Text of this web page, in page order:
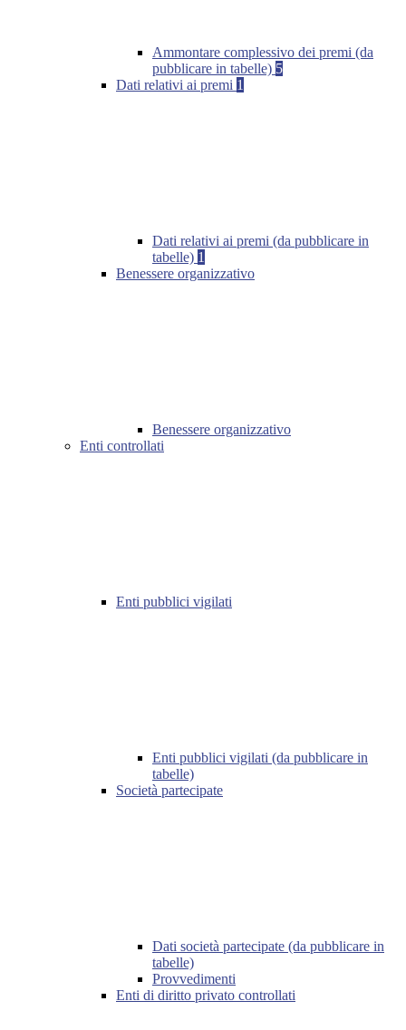
Ammontare complessivo dei premi (da
pubblicare in tabelle) 5
Dati relativi ai premi 1
Dati relativi ai premi (da pubblicare in
tabelle) 1
Benessere organizzativo
Benessere organizzativo
Enti controllati
Enti pubblici vigilati
Enti pubblici vigilati (da pubblicare in
tabelle)
Società partecipate
Dati società partecipate (da pubblicare in
tabelle)
Provvedimenti
Enti di diritto privato controllati